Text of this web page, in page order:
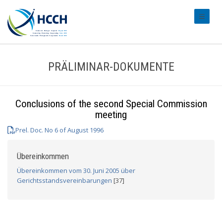
PRÄLIMINAR-DOKUMENTE
Conclusions of the second Special Commission
meeting
Prel. Doc. No 6 of August 1996
Übereinkommen
Übereinkommen vom 30. Juni 2005 über
Gerichtsstandsvereinbarungen [37]